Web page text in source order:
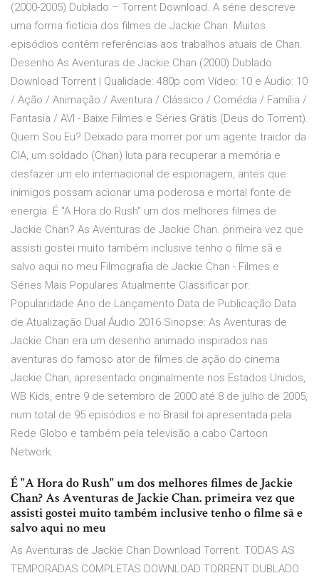
(2000-2005) Dublado – Torrent Download. A série descreve
uma forma fictícia dos filmes de Jackie Chan. Muitos
episódios contêm referências aos trabalhos atuais de Chan.
Desenho As Aventuras de Jackie Chan (2000) Dublado
Download Torrent | Qualidade: 480p com Vídeo: 10 e Áudio: 10
/ Ação / Animação / Aventura / Clássico / Comédia / Família /
Fantasia / AVI - Baixe Filmes e Séries Grátis (Deus do Torrent).
Quem Sou Eu? Deixado para morrer por um agente traidor da
CIA, um soldado (Chan) luta para recuperar a memória e
desfazer um elo internacional de espionagem, antes que
inimigos possam acionar uma poderosa e mortal fonte de
energia. É "A Hora do Rush" um dos melhores filmes de
Jackie Chan? As Aventuras de Jackie Chan. primeira vez que
assisti gostei muito também inclusive tenho o filme sã e
salvo aqui no meu Filmografia de Jackie Chan - Filmes e
Séries Mais Populares Atualmente Classificar por:
Popularidade Ano de Lançamento Data de Publicação Data
de Atualização Dual Áudio 2016 Sinopse: As Aventuras de
Jackie Chan era um desenho animado inspirados nas
aventuras do famoso ator de filmes de ação do cinema
Jackie Chan, apresentado originalmente nos Estados Unidos,
WB Kids, entre 9 de setembro de 2000 até 8 de julho de 2005,
num total de 95 episódios e no Brasil foi apresentada pela
Rede Globo e também pela televisão a cabo Cartoon
Network.
É "A Hora do Rush" um dos melhores filmes de Jackie
Chan? As Aventuras de Jackie Chan. primeira vez que
assisti gostei muito também inclusive tenho o filme sã e
salvo aqui no meu
As Aventuras de Jackie Chan Download Torrent. TODAS AS
TEMPORADAS COMPLETAS DOWNLOAD TORRENT DUBLADO